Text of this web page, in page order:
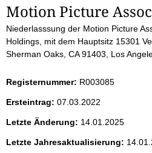
S
e
i
t
e
n
Motion Picture
Niederlasssung der Motion Picture
Holdings, mit dem Hauptsitz 15301
Sherman Oaks, CA 91403, Los
Registernummer: R003085
Ersteintrag: 07.03.2022
Letzte Änderung: 14.01.2025
Letzte Jahresaktualisierung: